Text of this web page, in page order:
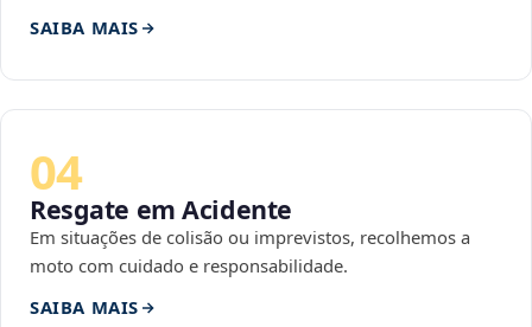
SAIBA MAIS
04
Resgate em Acidente
Em situações de colisão ou imprevistos, recolhemos a
moto com cuidado e responsabilidade.
SAIBA MAIS